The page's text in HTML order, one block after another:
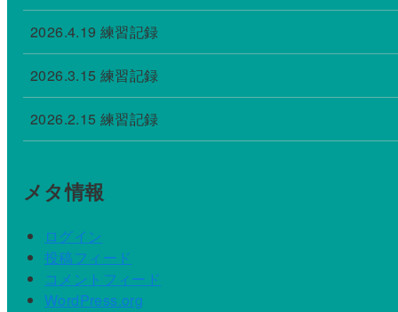
2026.4.19 練習記録
2026.3.15 練習記録
2026.2.15 練習記録
メタ情報
ログイン
投稿フィード
コメントフィード
WordPress.org